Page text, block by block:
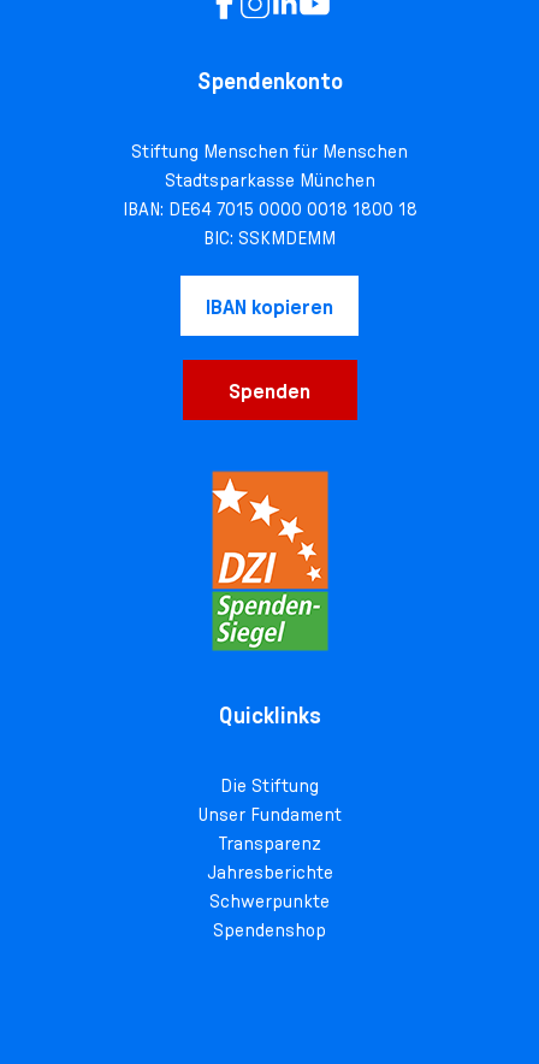
Spendenkonto
Stiftung Menschen für Menschen
Stadtsparkasse München
IBAN: DE64 7015 0000 0018 1800 18
BIC: SSKMDEMM
IBAN kopieren
Spenden
Quicklinks
Die Stiftung
Unser Fundament
Transparenz
Jahresberichte
Schwerpunkte
Spendenshop